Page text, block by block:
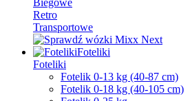
Biegowe
Retro
Transportowe
Foteliki
Foteliki
Fotelik 0-13 kg (40-87 cm)
Fotelik 0-18 kg (40-105 cm)